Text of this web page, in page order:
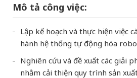
Mô tả công việc:
Lập kế hoạch và thực hiện việc
hành hệ thống tự động hóa
Nghiên cứu và đề xuất các giải
nhằm cải thiện quy trình sản